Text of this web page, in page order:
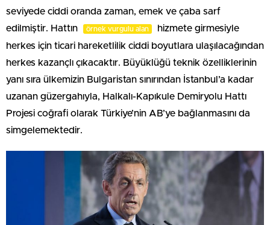
seviyede ciddi oranda zaman, emek ve çaba sarf
edilmiştir. Hattın
örnek vurgulu alan
hizmete girmesiyle
herkes için ticari hareketlilik ciddi boyutlara ulaşılacağından
herkes kazançlı çıkacaktır. Büyüklüğü teknik özelliklerinin
yanı sıra ülkemizin Bulgaristan sınırından İstanbul’a kadar
uzanan güzergahıyla, Halkalı-Kapıkule Demiryolu Hattı
Projesi coğrafi olarak Türkiye’nin AB’ye bağlanmasını da
simgelemektedir.